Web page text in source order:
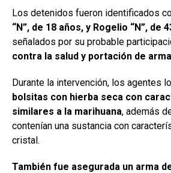
Los detenidos fueron identificados
“N”, de 18 años, y Rogelio “N”, de
señalados por su probable
contra la salud y portación de
Durante la intervención, los agentes
bolsitas con hierba seca con
similares a la marihuana, además
contenían una sustancia con
cristal.
También fue asegurada un arma